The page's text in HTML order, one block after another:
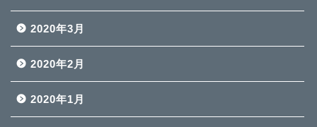
2020年3月
2020年2月
2020年1月